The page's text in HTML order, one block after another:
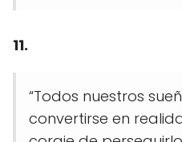
11.
“Todos nuestros
convertirse en